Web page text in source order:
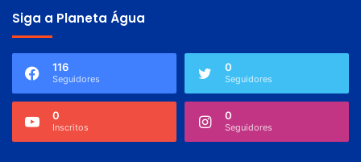
Siga a Planeta Água
116
Seguidores
0
Seguidores
0
Inscritos
0
Seguidores